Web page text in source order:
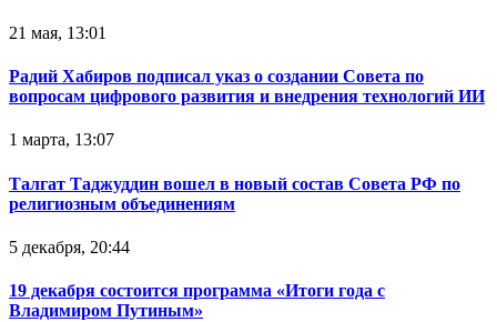
21 мая, 13:01
Радий Хабиров подписал указ о создании Совета по
вопросам цифрового развития и внедрения технологий ИИ
1 марта, 13:07
Талгат Таджуддин вошел в новый состав Совета РФ по
религиозным объединениям
5 декабря, 20:44
19 декабря состоится программа «Итоги года с
Владимиром Путиным»